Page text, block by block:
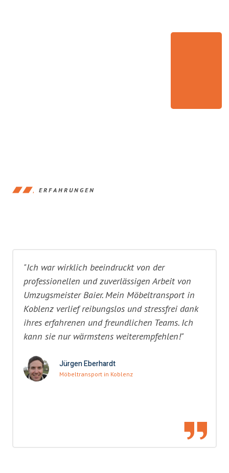
ERFAHRUNGEN
"Ich war wirklich beeindruckt von der
professionellen und zuverlässigen Arbeit von
Umzugsmeister Baier. Mein Möbeltransport in
Koblenz verlief reibungslos und stressfrei dank
ihres erfahrenen und freundlichen Teams. Ich
kann sie nur wärmstens weiterempfehlen!"
Jürgen Eberhardt
Möbeltransport in Koblenz